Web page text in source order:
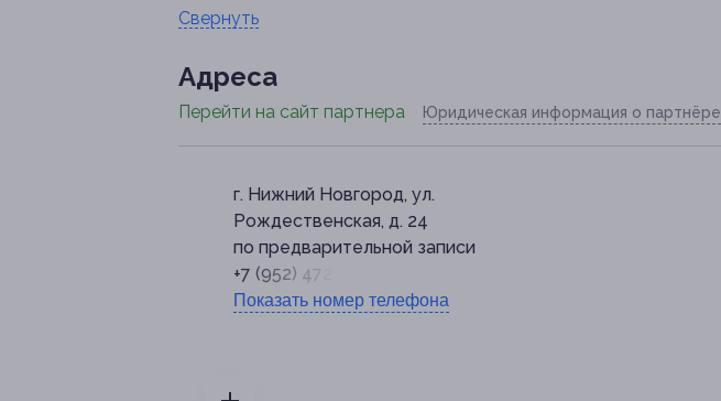
Свернуть
Адресa
Перейти на сайт партнера Юридическая информация о партнёре
г. Нижний Новгород, ул.
Рождественская, д. 24
по предварительной записи
+7 (952) 472-40-81
Показать номер телефона